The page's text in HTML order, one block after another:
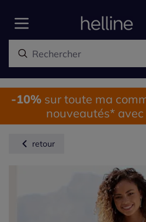
-10%sur toute ma
nouveautés* avec
retour